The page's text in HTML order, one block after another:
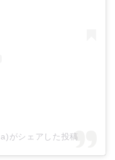
がシェアした投稿